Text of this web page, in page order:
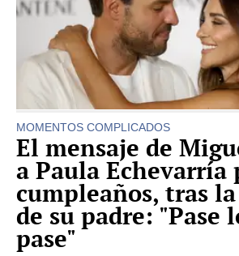
MOMENTOS COMPLICADOS
El mensaje de
a Paula Echevarría
cumpleaños, tras
de su padre: "Pase
pase"